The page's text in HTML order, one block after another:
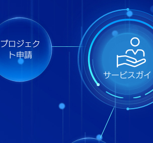
サービスガ
プロジェク
ト申請